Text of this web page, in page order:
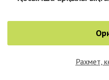
Рахмет,